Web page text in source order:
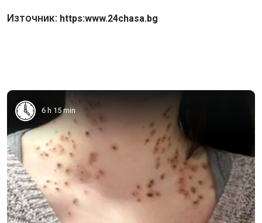
Източник: https:www.24chasa.bg
6 h 15 min